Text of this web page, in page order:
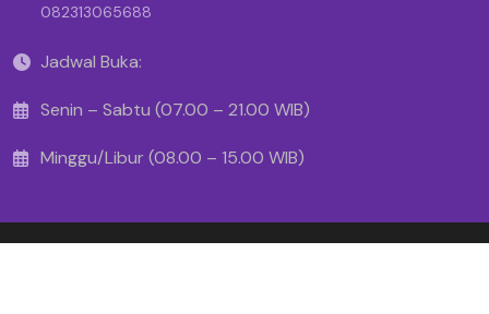
082313065688
Jadwal Buka:
Senin – Sabtu (07.00 – 21.00 WIB)
Minggu/Libur (08.00 – 15.00 WIB)